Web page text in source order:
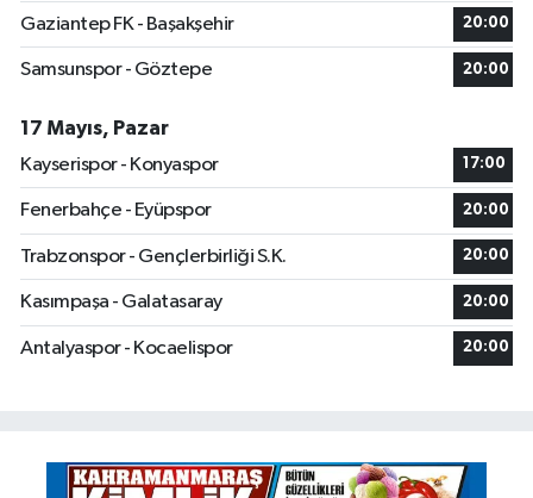
Gaziantep FK - Başakşehir 20:00
Samsunspor - Göztepe 20:00
17 Mayıs, Pazar
Kayserispor - Konyaspor
17:00
Fenerbahçe - Eyüpspor 20:00
Trabzonspor - Gençlerbirliği S.K. 20:00
Kasımpaşa - Galatasaray 20:00
Antalyaspor - Kocaelispor 20:00